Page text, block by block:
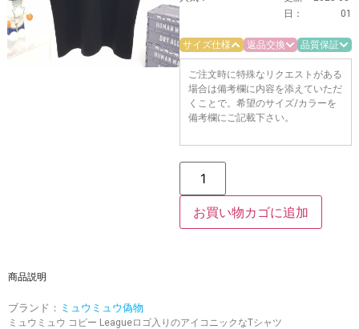
日：
01
サイズ仕様 返品交換 品質保証
ご注文時に特殊なリクエストがある
場合は備考欄に内容を添えていただ
くことで。希望のサイズ/カラーを
備考欄にご記載下さい。
お買い物カゴに追加
商品説明
ブランド： ミュウミュウ偽物
ミュウミュウ コピー Leagueロゴ入りのアイコニックなTシャツ